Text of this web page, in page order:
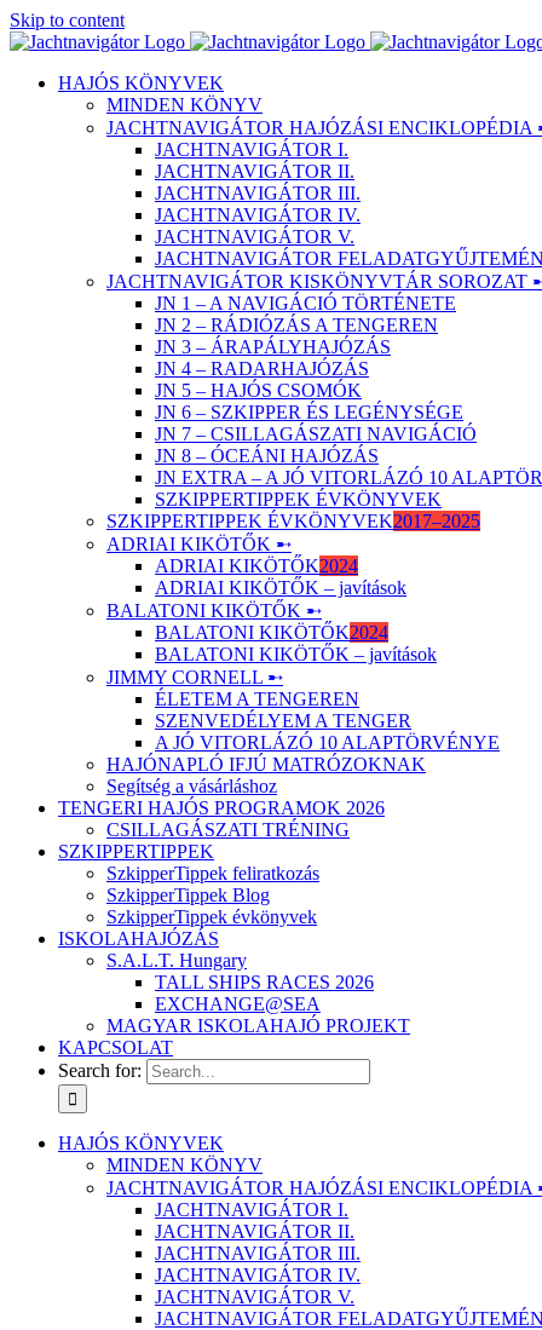
Skip to content
HAJÓS KÖNYVEK
MINDEN KÖNYV
JACHTNAVIGÁTOR HAJÓZÁSI ENCIKLOPÉDIA
JACHTNAVIGÁTOR I.
JACHTNAVIGÁTOR II.
JACHTNAVIGÁTOR III.
JACHTNAVIGÁTOR IV.
JACHTNAVIGÁTOR V.
JACHTNAVIGÁTOR
JACHTNAVIGÁTOR KISKÖNYVTÁR SOROZAT
JN 1 – A NAVIGÁCIÓ TÖRTÉNETE
JN 2 – RÁDIÓZÁS A TENGEREN
JN 3 – ÁRAPÁLYHAJÓZÁS
JN 4 – RADARHAJÓZÁS
JN 5 – HAJÓS CSOMÓK
JN 6 – SZKIPPER ÉS LEGÉNYSÉGE
JN 7 – CSILLAGÁSZATI NAVIGÁCIÓ
JN 8 – ÓCEÁNI HAJÓZÁS
JN EXTRA – A JÓ VITORLÁZÓ 10
SZKIPPERTIPPEK ÉVKÖNYVEK
SZKIPPERTIPPEK ÉVKÖNYVEK2017–2025
ADRIAI KIKÖTŐK ➸
ADRIAI KIKÖTŐK2024
ADRIAI KIKÖTŐK – javítások
BALATONI KIKÖTŐK ➸
BALATONI KIKÖTŐK2024
BALATONI KIKÖTŐK – javítások
JIMMY CORNELL ➸
ÉLETEM A TENGEREN
SZENVEDÉLYEM A TENGER
A JÓ VITORLÁZÓ 10 ALAPTÖRVÉNYE
HAJÓNAPLÓ IFJÚ MATRÓZOKNAK
Segítség a vásárláshoz
TENGERI HAJÓS PROGRAMOK 2026
CSILLAGÁSZATI TRÉNING
SZKIPPERTIPPEK
SzkipperTippek feliratkozás
SzkipperTippek Blog
SzkipperTippek évkönyvek
ISKOLAHAJÓZÁS
S.A.L.T. Hungary
TALL SHIPS RACES 2026
EXCHANGE@SEA
MAGYAR ISKOLAHAJÓ PROJEKT
KAPCSOLAT
Search for:
HAJÓS KÖNYVEK
MINDEN KÖNYV
JACHTNAVIGÁTOR HAJÓZÁSI ENCIKLOPÉDIA
JACHTNAVIGÁTOR I.
JACHTNAVIGÁTOR II.
JACHTNAVIGÁTOR III.
JACHTNAVIGÁTOR IV.
JACHTNAVIGÁTOR V.
JACHTNAVIGÁTOR